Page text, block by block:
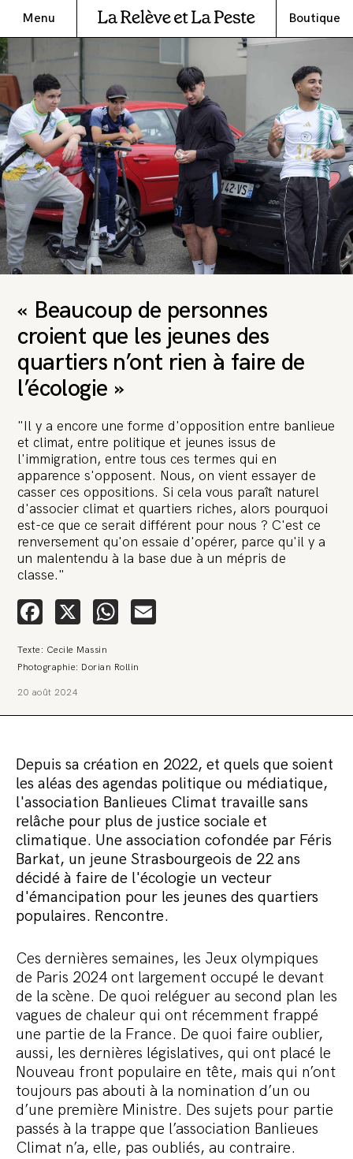
Menu Boutique
« Beaucoup de personnes
croient que les jeunes des
quartiers n’ont rien à faire de
l’écologie »
"Il y a encore une forme d'opposition entre banlieue
et climat, entre politique et jeunes issus de
l'immigration, entre tous ces termes qui en
apparence s'opposent. Nous, on vient essayer de
casser ces oppositions. Si cela vous paraît naturel
d'associer climat et quartiers riches, alors pourquoi
est-ce que ce serait différent pour nous ? C'est ce
renversement qu'on essaie d'opérer, parce qu'il y a
un malentendu à la base due à un mépris de
classe."
Facebook
X WhatsApp
Texte: Cecile Massin
Photographie: Dorian Rollin
20 août 2024
Depuis sa création en 2022, et quels que soient
les aléas des agendas politique ou médiatique,
l'association Banlieues Climat travaille sans
relâche pour plus de justice sociale et
climatique. Une association cofondée par Féris
Barkat, un jeune Strasbourgeois de 22 ans
décidé à faire de l'écologie un vecteur
d'émancipation pour les jeunes des quartiers
populaires. Rencontre.
Ces dernières semaines, les Jeux olympiques
de Paris 2024 ont largement occupé le devant
de la scène. De quoi reléguer au second plan les
vagues de chaleur qui ont récemment frappé
une partie de la France. De quoi faire oublier,
aussi, les dernières législatives, qui ont placé le
Nouveau front populaire en tête, mais qui n’ont
toujours pas abouti à la nomination d’un ou
d’une première Ministre. Des sujets pour partie
passés à la trappe que l’association Banlieues
Climat n’a, elle, pas oubliés, au contraire.
🚨 L’heure est grave. Une
multinationale tente d’anéantir La
Relève et La Peste 🤯
🔥 Le groupe Pierre Fabre, qui pèse 3,2 milliards d’euros, nous
attaque en justice. Vous savez comment cela s’appelle ?
Une procédure bâillon. Notre tort ? Avoir voulu protéger
veut nous faire taire. Cette procédure bâillon vise à nous affaiblir et,
peut-être, à nous faire disparaître. Pour nous sauver, nous lançons
aujourd’hui une grande campagne de soutien avec un premier
Continuer de lire l’article